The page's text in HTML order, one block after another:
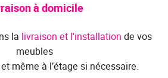
à domicile
la livraison et l'installation de vos
meubles
même à l’étage si nécessaire.